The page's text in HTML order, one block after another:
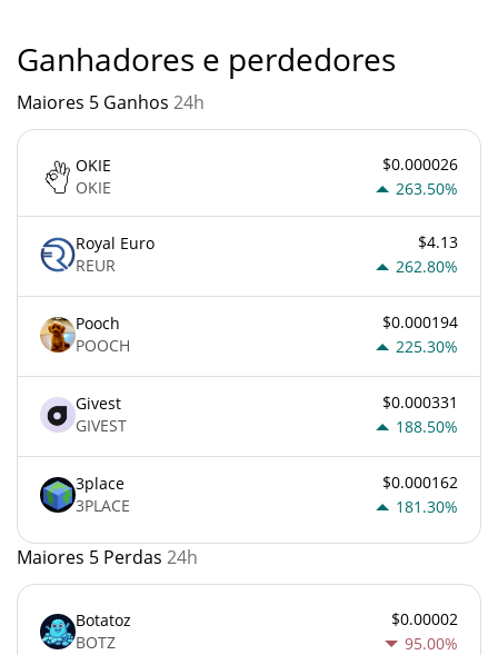
Ganhadores e perdedores
Maiores 5 Ganhos 24h
OKIE
OKIE
$0.000026
263.50%
Royal Euro
REUR
$4.13
262.80%
Pooch
POOCH
$0.000194
225.30%
Givest
GIVEST
$0.000331
188.50%
3place
3PLACE
$0.000162
181.30%
Maiores 5 Perdas 24h
Botatoz
BOTZ
$0.00002
95.00%